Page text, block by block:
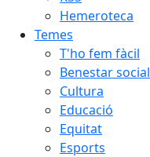
Hemeroteca
Temes
T'ho fem fàcil
Benestar social
Cultura
Educació
Equitat
Esports